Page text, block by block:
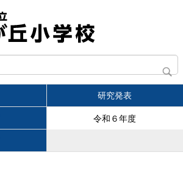
研究発表
令和６年度